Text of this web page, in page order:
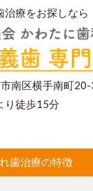
治療をお探しなら
南区横手南町20-
り徒歩15分
歯治療の特徴